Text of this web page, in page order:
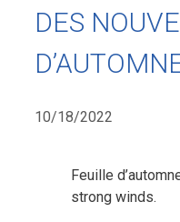
DES
10/18/2022
Feuille
strong winds.